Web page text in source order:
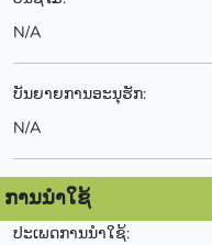
N/A
ບັນຍາຍການອະນຸຮັກ:
N/A
ການນຳໃຊ້
ປະເພດການນຳໃຊ້: